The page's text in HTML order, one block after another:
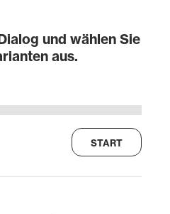
und wählen Sie
aus.
START